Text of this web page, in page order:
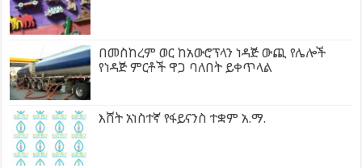
በመስከረም ወር ከአውሮፕላን ነዳጅ ውጪ የሌሎች
የነዳጅ ምርቶች ዋጋ ባለበት ይቀጥላል
እሸት አነስተኛ የፋይናንስ ተቋም አ.ማ.